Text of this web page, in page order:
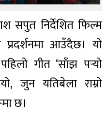
सपुत निर्देशित फिल्म
आउँदैछ। यो
गीत ‘साँझ पर्‍यो
जुन यतिबेला राम्रो
छ।